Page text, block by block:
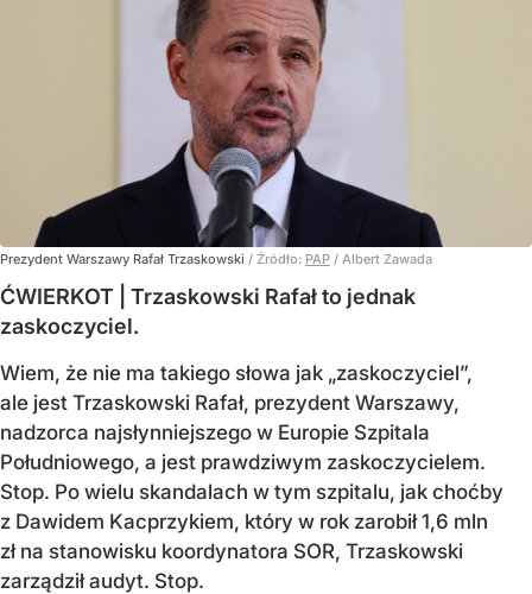
Prezydent Warszawy Rafał Trzaskowski / Źródło: PAP / Albert Zawada
ĆWIERKOT | Trzaskowski Rafał to jednak
zaskoczyciel.
Wiem, że nie ma takiego słowa jak „zaskoczyciel”,
ale jest Trzaskowski Rafał, prezydent Warszawy,
nadzorca najsłynniejszego w Europie Szpitala
Południowego, a jest prawdziwym zaskoczycielem.
Stop. Po wielu skandalach w tym szpitalu, jak choćby
z Dawidem Kacprzykiem, który w rok zarobił 1,6 mln
zł na stanowisku koordynatora SOR, Trzaskowski
zarządził audyt. Stop.